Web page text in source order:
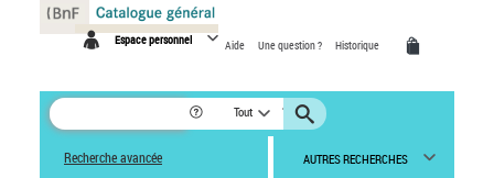
Espace personnel Aide Une question ? Historique
Tout
Recherche avancée AUTRES RECHERCHES
Panneau de gestion des cookies